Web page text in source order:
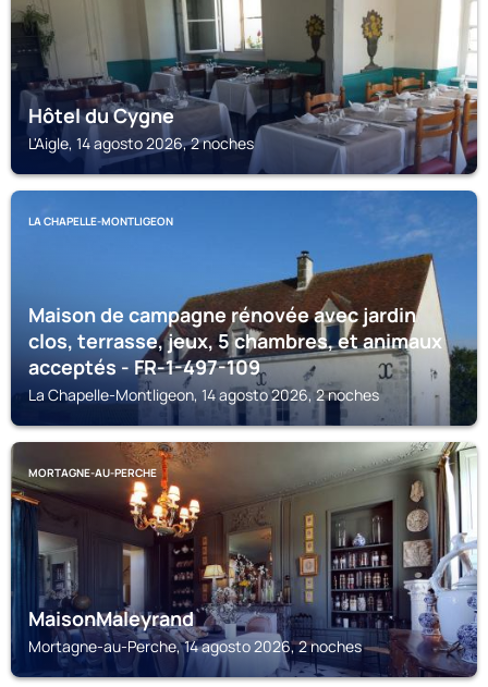
Hôtel du Cygne
L'Aigle, 14 agosto 2026, 2 noches
LA CHAPELLE-MONTLIGEON
Maison de campagne rénovée avec jardin
clos, terrasse, jeux, 5 chambres, et animaux
acceptés - FR-1-497-109
La Chapelle-Montligeon, 14 agosto 2026, 2 noches
MORTAGNE-AU-PERCHE
MaisonMaleyrand
Mortagne-au-Perche, 14 agosto 2026, 2 noches